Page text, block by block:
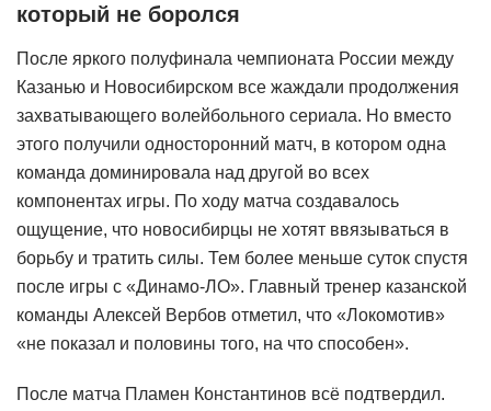
который не боролся
После яркого полуфинала чемпионата России между
Казанью и Новосибирском все жаждали продолжения
захватывающего волейбольного сериала. Но вместо
этого получили односторонний матч, в котором одна
команда доминировала над другой во всех
компонентах игры. По ходу матча создавалось
ощущение, что новосибирцы не хотят ввязываться в
борьбу и тратить силы. Тем более меньше суток спустя
после игры с «Динамо-ЛО». Главный тренер казанской
команды Алексей Вербов отметил, что «Локомотив»
«не показал и половины того, на что способен».
После матча Пламен Константинов всё подтвердил.